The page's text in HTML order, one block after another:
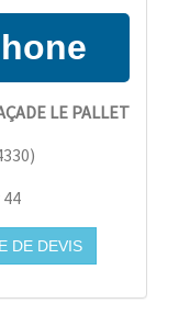
LE PALLET
)
DE DEVIS